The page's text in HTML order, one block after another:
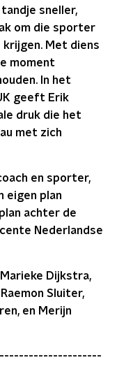
sneller,
om die sporter
Met diens
moment
In het
geeft Erik
druk die het
met zich
en sporter,
eigen plan
achter de
Nederlandse
Dijkstra,
Sluiter,
en Merijn